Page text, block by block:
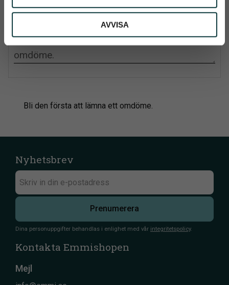
AVVISA
Du
Bli den första att lämna ett omdöme.
Nyhetsbrev
Prenumerera
Dina personuppgifter behandlas i enlighet med vår integritetspolicy.
Kontakta Emmishopen
Mejl